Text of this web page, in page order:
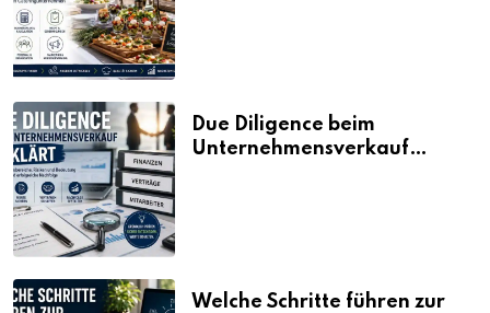
Due Diligence beim
Unternehmensverkauf
Welche Schritte führen zur